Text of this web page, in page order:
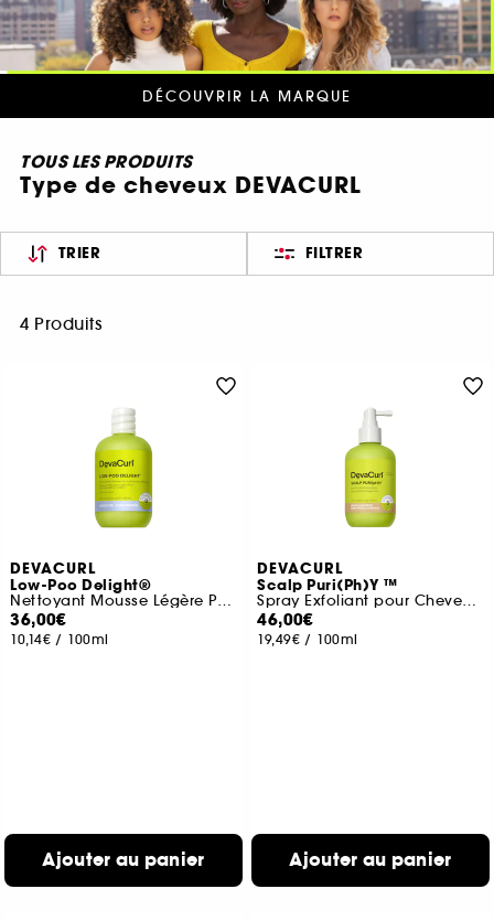
DÉCOUVRIR LA MARQUE
TOUS LES PRODUITS
Type de cheveux DEVACURL
TRIER FILTRER
4 Produits
DEVACURL
Low-Poo Delight®
Nettoyant Mousse Légère Pour Une Hydratation Légère
36,00€
10,14€ / 100ml
Ajouter au panier
DEVACURL
Scalp Puri(Ph)Y ™
Spray Exfoliant pour Cheveux Rinçage Facile
46,00€
19,49€ / 100ml
Ajouter au panier